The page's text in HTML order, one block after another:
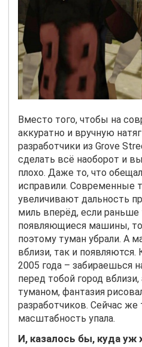
Вместо того, чтобы на
аккуратно и вручную
разработчики из Grove
сделать всё наоборот и
плохо. Даже то, что
исправили. Современные
увеличивают дальность
миль вперёд, если
появляющиеся машины, то
поэтому туман убрали. А
вблизи, так и появляются.
2005 года – забираешься
перед тобой город
туманом, фантазия
разработчиков. Сейчас же
масштабность упала.
И, казалось бы, куда уж